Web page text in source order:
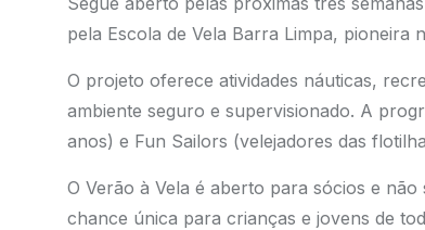
pela Escola de Vela Barra Limpa, pioneira
O projeto oferece atividades náuticas,
ambiente seguro e supervisionado. A
anos) e Fun Sailors (velejadores das
O Verão à Vela é aberto para sócios e
chance única para crianças e jovens de